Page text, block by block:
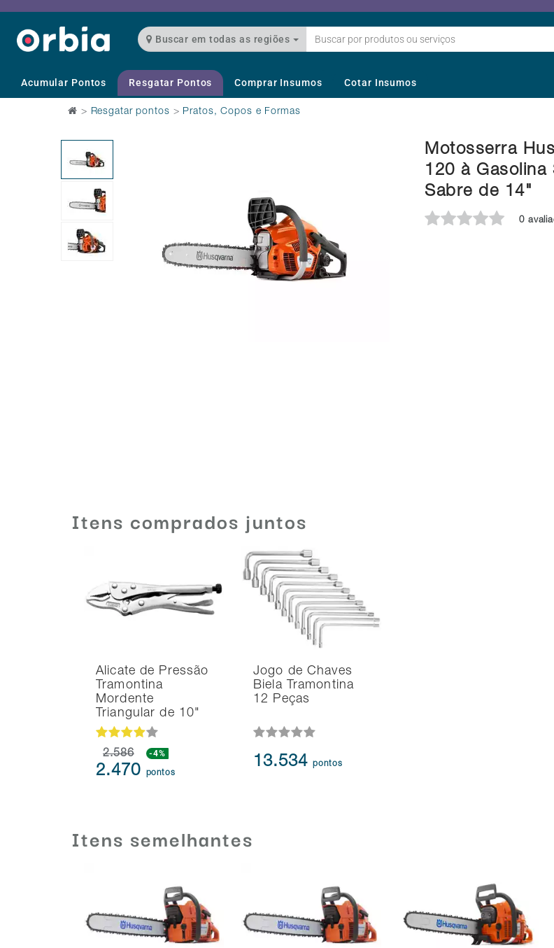
Buscar em todas as regiões
Acumular Pontos Resgatar Pontos Comprar Insumos Cotar Insumos
> Resgatar pontos > Pratos, Copos e Formas
Motosserra
120 à Gasolina
Sabre de 14"
0
Itens comprados juntos
Alicate de Pressão
Tramontina
Mordente
Triangular de 10"
2.586 -4%
2.470 pontos
Jogo de Chaves
Biela Tramontina
12 Peças
13.534pontos
Itens semelhantes